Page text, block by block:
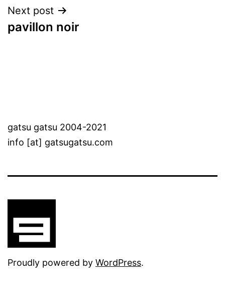
Next post
pavillon noir
gatsu gatsu 2004-2021
info [at] gatsugatsu.com
Proudly powered by WordPress.